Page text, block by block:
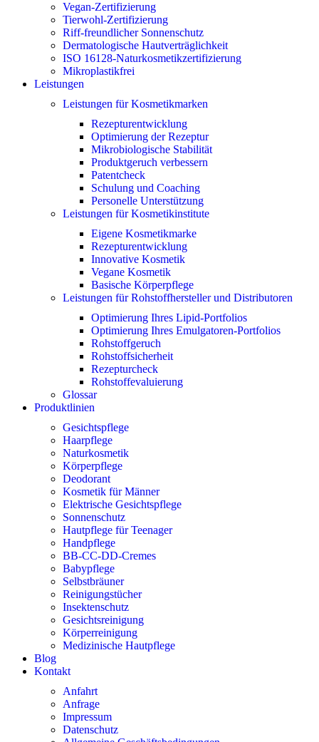
Vegan-Zertifizierung
Tierwohl-Zertifizierung
Riff-freundlicher Sonnenschutz
Dermatologische Hautverträglichkeit
ISO 16128-Naturkosmetikzertifizierung
Mikroplastikfrei
Leistungen
Leistungen für Kosmetikmarken
Rezepturentwicklung
Optimierung der Rezeptur
Mikrobiologische Stabilität
Produktgeruch verbessern
Patentcheck
Schulung und Coaching
Personelle Unterstützung
Leistungen für Kosmetikinstitute
Eigene Kosmetikmarke
Rezepturentwicklung
Innovative Kosmetik
Vegane Kosmetik
Basische Körperpflege
Leistungen für Rohstoffhersteller und Distributoren
Optimierung Ihres Lipid-Portfolios
Optimierung Ihres Emulgatoren-Portfolios
Rohstoffgeruch
Rohstoffsicherheit
Rezepturcheck
Rohstoffevaluierung
Glossar
Produktlinien
Gesichtspflege
Haarpflege
Naturkosmetik
Körperpflege
Deodorant
Kosmetik für Männer
Elektrische Gesichtspflege
Sonnenschutz
Hautpflege für Teenager
Handpflege
BB-CC-DD-Cremes
Babypflege
Selbstbräuner
Reinigungstücher
Insektenschutz
Gesichtsreinigung
Körperreinigung
Medizinische Hautpflege
Blog
Kontakt
Anfahrt
Anfrage
Impressum
Datenschutz